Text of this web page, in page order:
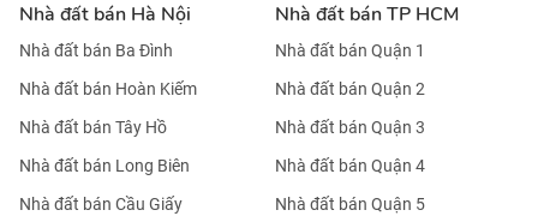
Nhà đất bán Hà Nội
Nhà đất bán Ba Đình
Nhà đất bán Hoàn Kiếm
Nhà đất bán Tây Hồ
Nhà đất bán Long Biên
Nhà đất bán Cầu Giấy
Nhà đất bán TP HCM
Nhà đất bán Quận 1
Nhà đất bán Quận 2
Nhà đất bán Quận 3
Nhà đất bán Quận 4
Nhà đất bán Quận 5